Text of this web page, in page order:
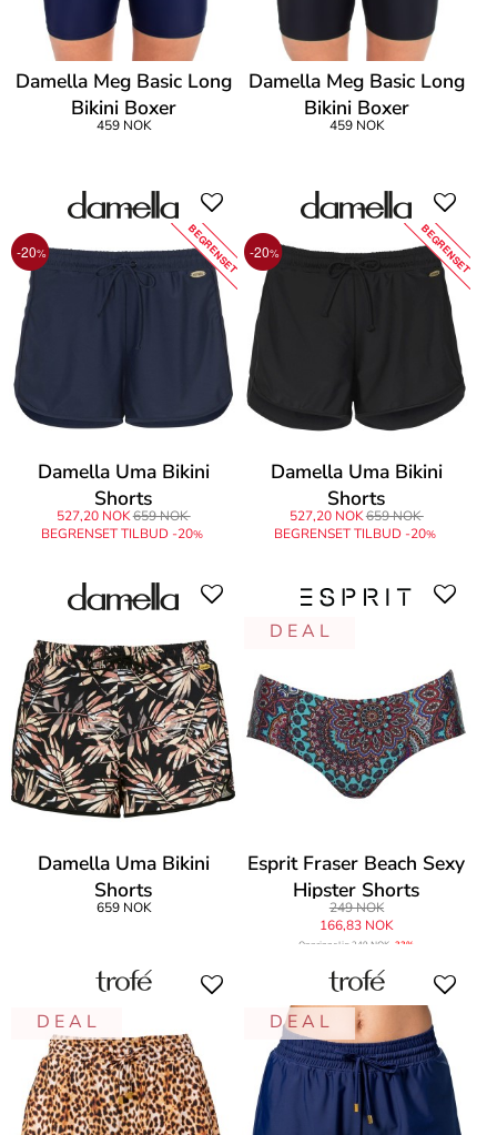
Damella Meg Basic Long
Bikini Boxer
459 NOK
Damella Meg Basic Long
Bikini Boxer
459 NOK
-20% BEGRENSET
Damella Uma Bikini
Shorts
527,20 NOK659 NOK
BEGRENSET TILBUD -20%
-20% BEGRENSET
Damella Uma Bikini
Shorts
527,20 NOK659 NOK
BEGRENSET TILBUD -20%
Damella Uma Bikini
Shorts
659 NOK
D E A L
Esprit Fraser Beach Sexy
Hipster Shorts
249 NOK
166,83 NOK
Opprinnelig249 NOK -33%
D E A L D E A L